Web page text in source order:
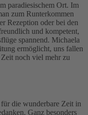
paradiesischem Ort. Im
zum Runterkommen
Rezeption oder bei den
und kompetent,
spannend. Michaela
ermöglicht, uns fallen
noch viel mehr zu
die wunderbare Zeit in
Ganz besonders